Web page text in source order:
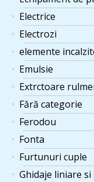
Electrice
Electrozi
elemente
Emulsie
Extrctoare
Fără categorie
Ferodou
Fonta
Furtunuri cuple
Ghidaje liniare